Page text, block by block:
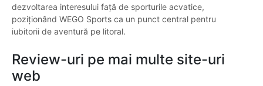
dezvoltarea interesului față de sporturile acvatice,
poziționând WEGO Sports ca un punct central pentru
iubitorii de aventură pe litoral.
Review-uri pe mai multe site-uri
web